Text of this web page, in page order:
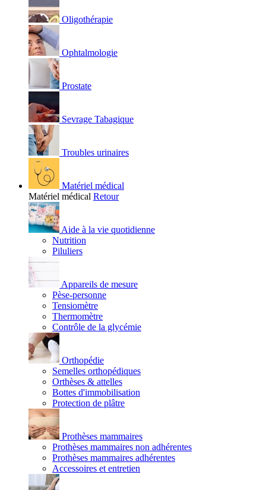
Oligothérapie
Ophtalmologie
Prostate
Sevrage Tabagique
Troubles urinaires
Matériel médical
Matériel médical Retour
Aide à la vie quotidienne
Nutrition
Piluliers
Appareils de mesure
Pèse-personne
Tensiomètre
Thermomètre
Contrôle de la glycémie
Orthopédie
Semelles orthopédiques
Orthèses & attelles
Bottes d'immobilisation
Protection de plâtre
Prothèses mammaires
Prothèses mammaires non adhérentes
Prothèses mammaires adhérentes
Accessoires et entretien